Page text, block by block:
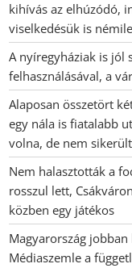
kihívás az elhúzódó,
viselkedésük is
A nyíregyháziak is jól
felhasználásával, a
Alaposan összetört
egy nála is fiatalabb
volna, de nem sikerült
Nem halasztották a
rosszul lett,
közben egy játékos
Magyarország
Médiaszemle a